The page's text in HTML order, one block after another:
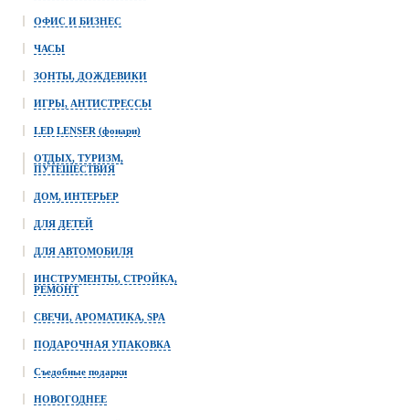
ОФИС И БИЗНЕС
ЧАСЫ
ЗОНТЫ, ДОЖДЕВИКИ
ИГРЫ, АНТИСТРЕССЫ
LED LENSER (фонари)
ОТДЫХ, ТУРИЗМ,
ПУТЕШЕСТВИЯ
ДОМ, ИНТЕРЬЕР
ДЛЯ ДЕТЕЙ
ДЛЯ АВТОМОБИЛЯ
ИНСТРУМЕНТЫ, СТРОЙКА,
РЕМОНТ
СВЕЧИ, АРОМАТИКА, SPA
ПОДАРОЧНАЯ УПАКОВКА
Съедобные подарки
НОВОГОДНЕЕ